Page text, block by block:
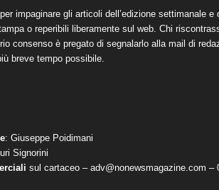
impaginare gli articoli dell’edizione settimanale
o reperibili liberamente sul web. Chi
consenso è pregato di segnalarlo alla mail di
breve tempo possibile.
: Giuseppe Poidimani
Signorini
sul cartaceo – adv@nonewsmagazine.com –